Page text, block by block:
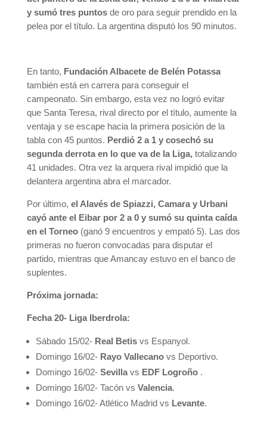
y sumó tres puntos de oro para seguir prendido en la
pelea por el título. La argentina disputó los 90 minutos.
En tanto, Fundación Albacete de Belén Potassa
también está en carrera para conseguir el
campeonato. Sin embargo, esta vez no logró evitar
que Santa Teresa, rival directo por el título, aumente la
ventaja y se escape hacia la primera posición de la
tabla con 45 puntos. Perdió 2 a 1 y cosechó su
segunda derrota en lo que va de la Liga,totalizando
41 unidades. Otra vez la arquera rival impidió que la
delantera argentina abra el marcador.
Por último, el Alavés de Spiazzi, Camara y Urbani
cayó ante el Eibar por 2 a 0 y sumó su quinta caída
en el Torneo(ganó 9 encuentros y empató 5). Las dos
primeras no fueron convocadas para disputar el
partido, mientras que Amancay estuvo en el banco de
suplentes.
Próxima jornada:
Fecha 20- Liga Iberdrola:
Sábado 15/02- Real Betisvs Espanyol.
Domingo 16/02- Rayo Vallecano vs Deportivo.
Domingo 16/02- Sevilla vs EDF Logroño .
Domingo 16/02- Tacón vs Valencia.
Domingo 16/02- Atlético Madrid vs Levante.